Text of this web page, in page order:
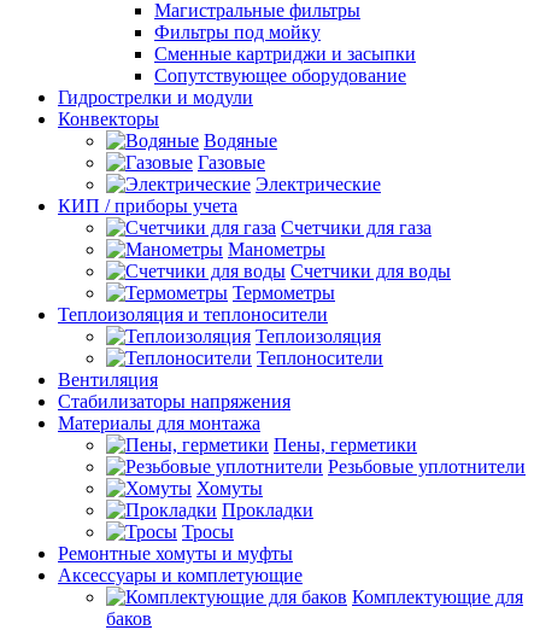
Магистральные фильтры
Фильтры под мойку
Сменные картриджи и засыпки
Сопутствующее оборудование
Гидрострелки и модули
Конвекторы
Водяные
Газовые
Электрические
КИП / приборы учета
Счетчики для газа
Манометры
Счетчики для воды
Термометры
Теплоизоляция и теплоносители
Теплоизоляция
Теплоносители
Вентиляция
Стабилизаторы напряжения
Материалы для монтажа
Пены, герметики
Резьбовые уплотнители
Хомуты
Прокладки
Тросы
Ремонтные хомуты и муфты
Аксессуары и комплетующие
Комплектующие для
баков